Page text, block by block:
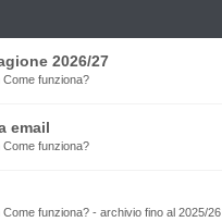
2026/27
Come funziona?
email
Come funziona?
Come funziona? - archivio fino al 2025/26